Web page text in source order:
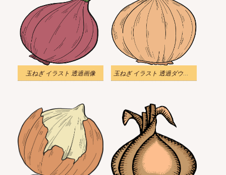
玉ねぎ イラスト 透過画像 玉ねぎ イラスト 透過ダウンロード